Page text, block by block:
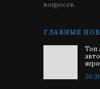
вопросов.
ГЛАВНЫЕ
Топ